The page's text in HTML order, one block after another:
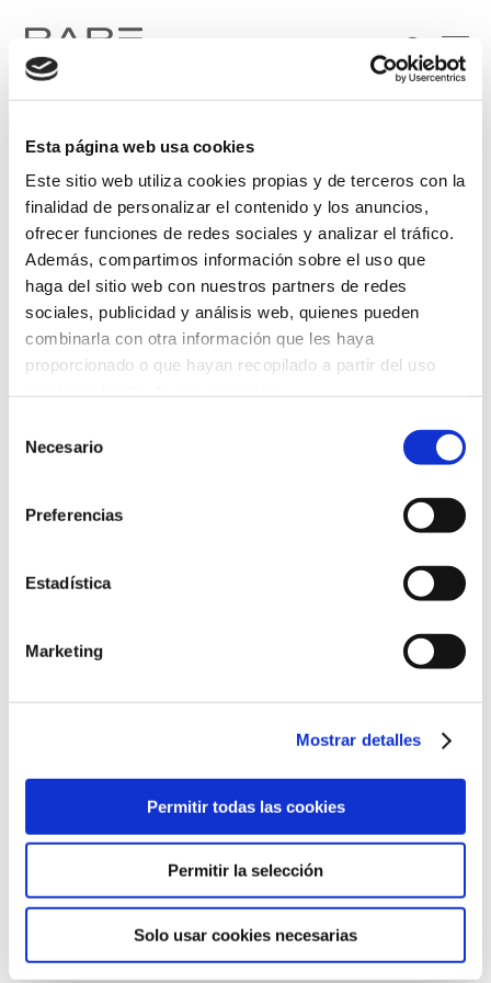
Esta página web usa cookies
Este sitio web utiliza cookies propias y de terceros con la
finalidad de personalizar el contenido y los anuncios,
ofrecer funciones de redes sociales y analizar el tráfico.
Además, compartimos información sobre el uso que
haga del sitio web con nuestros partners de redes
sociales, publicidad y análisis web, quienes pueden
combinarla con otra información que les haya
proporcionado o que hayan recopilado a partir del uso
Más información
Necesario
Preferencias
Estadística
Marketing
Mostrar detalles
Permitir todas las cookies
Permitir la selección
Solo usar cookies necesarias
Soy particular Soy profesional
He leído y acepto el tratamiento de mis datos personales, de conformidad con lo
dispuesto en laPolítica de Privacidad.
Ronda de Guglielmo Marconi, 13
46980 Paterna, Valencia
AVISO LEGAL
POLÍTICA DE CALIDAD
POLÍTICA DE PRIVACIDAD
POLÍTICA DE COOKIES